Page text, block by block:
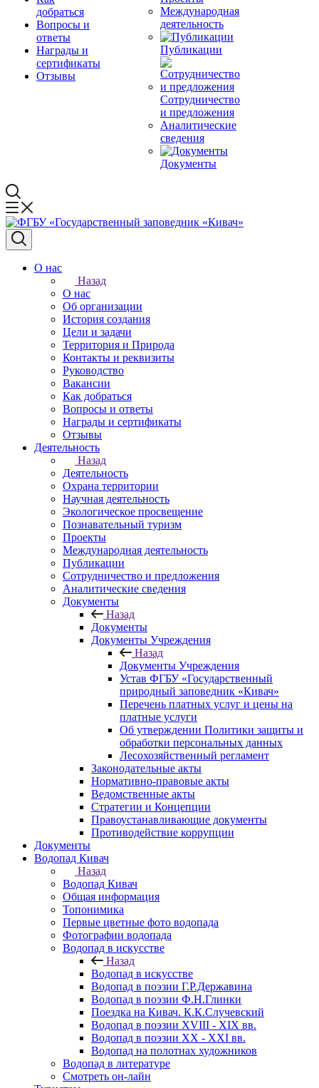
добраться
Вопросы и
ответы
Награды и
сертификаты
Отзывы
Международная
деятельность
Публикации
Сотрудничество
и предложения
Аналитические
сведения
Документы
О нас
Назад
О нас
Об организации
История создания
Цели и задачи
Территория и Природа
Контакты и реквизиты
Руководство
Вакансии
Как добраться
Вопросы и ответы
Награды и сертификаты
Отзывы
Деятельность
Назад
Деятельность
Охрана территории
Научная деятельность
Экологическое просвещение
Познавательный туризм
Проекты
Международная деятельность
Публикации
Сотрудничество и предложения
Аналитические сведения
Документы
Назад
Документы
Документы Учреждения
Назад
Документы Учреждения
Устав ФГБУ «Государственный
природный заповедник «Кивач»
Перечень платных услуг и цены на
платные услуги
Об утверждении Политики защиты и
обработки персональных данных
Лесохозяйственный регламент
Законодательные акты
Нормативно-правовые акты
Ведомственные акты
Стратегии и Концепции
Правоустанавливающие документы
Противодействие коррупции
Документы
Водопад Кивач
Назад
Водопад Кивач
Общая информация
Топонимика
Первые цветные фото водопада
Фотографии водопада
Водопад в искусстве
Назад
Водопад в искусстве
Водопад в поэзии Г.Р.Державина
Водопад в поэзии Ф.Н.Глинки
Поездка на Кивач. К.К.Случевский
Водопад в поэзии XVIII - XIX вв.
Водопад в поэзии XX - XXI вв.
Водопад на полотнах художников
Водопад в литературе
Смотреть он-лайн